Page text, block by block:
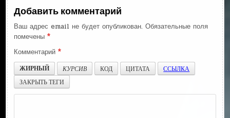
Добавить комментарий
Ваш адрес email не будет опубликован. Обязательные поля
помечены*
Комментарий*
ЖИРНЫЙ
КУРСИВ КОД ЦИТАТА
ССЫЛКА
ЗАКРЫТЬ ТЕГИ